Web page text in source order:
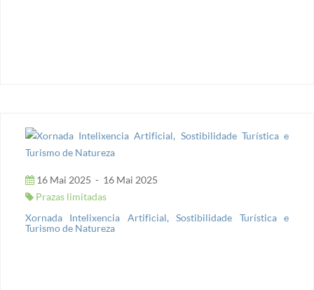
16 Mai 2025 - 16 Mai 2025
Prazas limitadas
Xornada Intelixencia Artificial, Sostibilidade Turística e
Turismo de Natureza